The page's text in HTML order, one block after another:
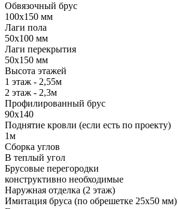
Обвязочный брус
100х150 мм
Лаги пола
50х100 мм
Лаги перекрытия
50х150 мм
Высота этажей
1 этаж - 2,55м
2 этаж - 2,3м
Профилированный брус
90х140
Поднятие кровли (если есть по проекту)
1м
Сборка углов
В теплый угол
Брусовые перегородки
конструктивно необходимые
Наружная отделка (2 этаж)
Имитация бруса (по обрешетке 25х50 мм)